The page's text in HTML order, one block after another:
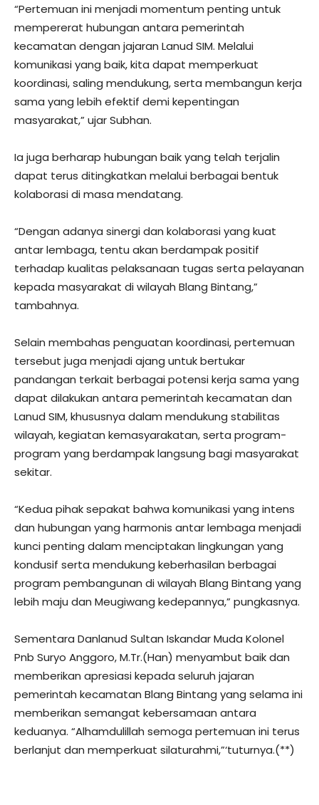
“Pertemuan ini menjadi momentum penting untuk
mempererat hubungan antara pemerintah
kecamatan dengan jajaran Lanud SIM. Melalui
komunikasi yang baik, kita dapat memperkuat
koordinasi, saling mendukung, serta membangun kerja
sama yang lebih efektif demi kepentingan
masyarakat,” ujar Subhan.
Ia juga berharap hubungan baik yang telah terjalin
dapat terus ditingkatkan melalui berbagai bentuk
kolaborasi di masa mendatang.
“Dengan adanya sinergi dan kolaborasi yang kuat
antar lembaga, tentu akan berdampak positif
terhadap kualitas pelaksanaan tugas serta pelayanan
kepada masyarakat di wilayah Blang Bintang,”
tambahnya.
Selain membahas penguatan koordinasi, pertemuan
tersebut juga menjadi ajang untuk bertukar
pandangan terkait berbagai potensi kerja sama yang
dapat dilakukan antara pemerintah kecamatan dan
Lanud SIM, khususnya dalam mendukung stabilitas
wilayah, kegiatan kemasyarakatan, serta program-
program yang berdampak langsung bagi masyarakat
sekitar.
“Kedua pihak sepakat bahwa komunikasi yang intens
dan hubungan yang harmonis antar lembaga menjadi
kunci penting dalam menciptakan lingkungan yang
kondusif serta mendukung keberhasilan berbagai
program pembangunan di wilayah Blang Bintang yang
lebih maju dan Meugiwang kedepannya,” pungkasnya.
Sementara Danlanud Sultan Iskandar Muda Kolonel
Pnb Suryo Anggoro, M.Tr.(Han) menyambut baik dan
memberikan apresiasi kepada seluruh jajaran
pemerintah kecamatan Blang Bintang yang selama ini
memberikan semangat kebersamaan antara
keduanya. “Alhamdulillah semoga pertemuan ini terus
berlanjut dan memperkuat silaturahmi,”‘tuturnya.(**)